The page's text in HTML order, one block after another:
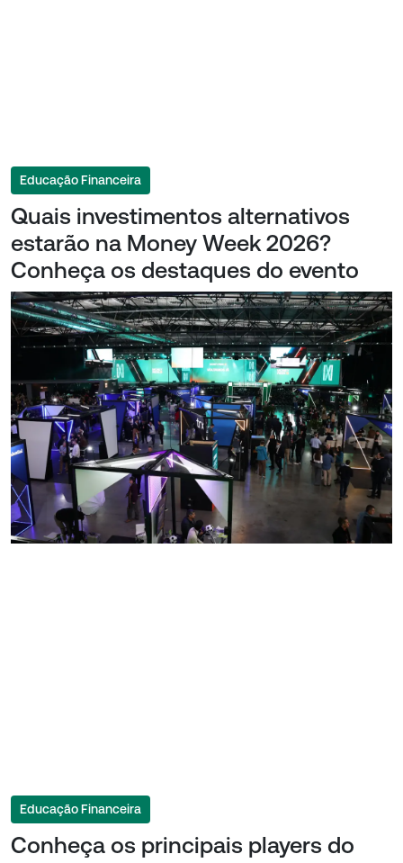
Educação Financeira
Quais investimentos alternativos
estarão na Money Week 2026?
Conheça os destaques do evento
Educação Financeira
Conheça os principais players do